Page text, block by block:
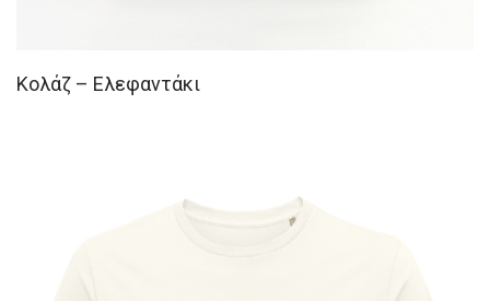
Κολάζ – Ελεφαντάκι